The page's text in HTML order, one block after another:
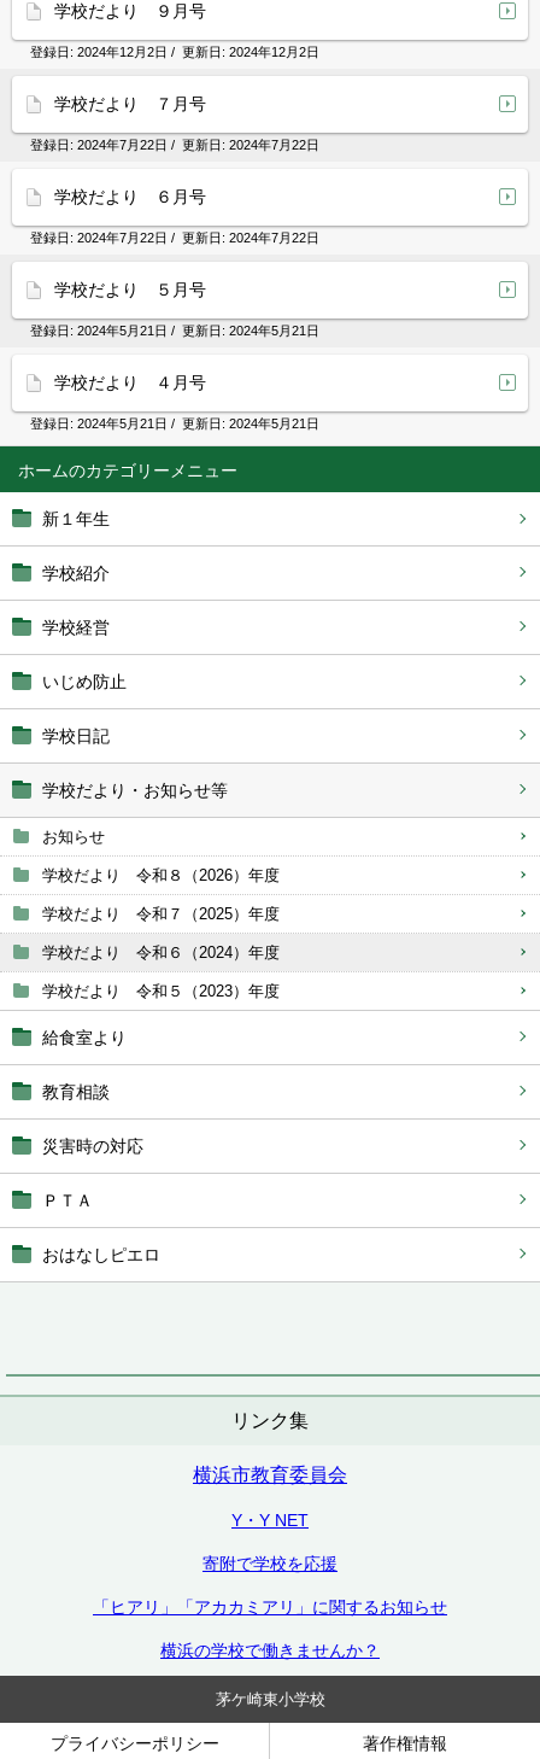
ホーム
新１年生
学校紹介
学校経営
いじめ防止
学校日記
学校だより・お知らせ等
お知らせ
学校だより 令和８（2026）年度
学校だより 令和７（2025）年度
学校だより 令和６（2024）年度
学校だより 令和５（2023）年度
給食室より
教育相談
災害時の対応
ＰＴＡ
おはなしピエロ
リンク集
横浜市教育委員会
Y・Y NET
寄附で学校を応援
「ヒアリ」「アカカミアリ」に関するお知らせ
横浜の学校で働きませんか？
学校だより ９月号
登録日: 2024年12月2日 / 更新日: 2024年12月2日
学校だより ７月号
登録日: 2024年7月22日 / 更新日: 2024年7月22日
学校だより ６月号
登録日: 2024年7月22日 / 更新日: 2024年7月22日
学校だより ５月号
登録日: 2024年5月21日 / 更新日: 2024年5月21日
学校だより ４月号
登録日: 2024年5月21日 / 更新日: 2024年5月21日
茅ケ崎東小学校
プライバシーポリシー 著作権情報